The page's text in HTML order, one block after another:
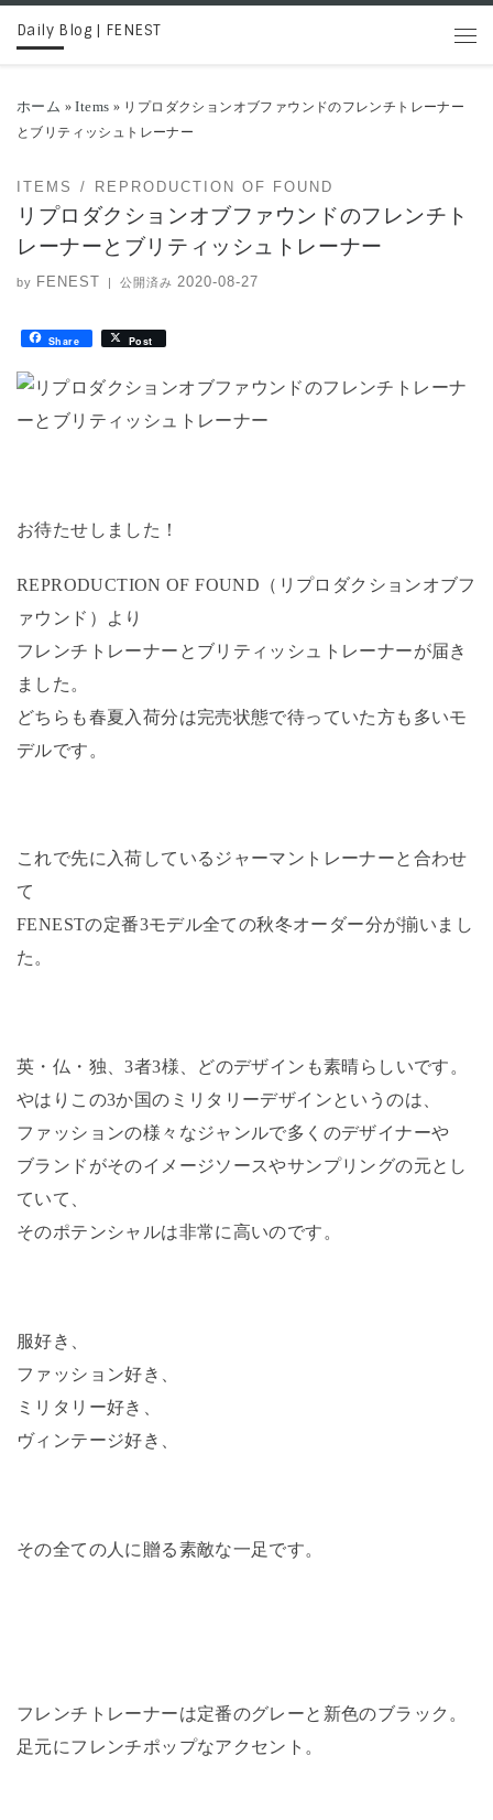
コンテンツへスキップ
Daily Blog | FENEST
ホーム » Items » リプロダクションオブファウンドのフレンチトレーナー
とブリティッシュトレーナー
ITEMS REPRODUCTION OF FOUND
リプロダクションオブファウンドのフレンチト
レーナーとブリティッシュトレーナー
by FENEST | 公開済み 2020-08-27
Share Post
お待たせしました！
REPRODUCTION OF FOUND（リプロダクションオブフ
ァウンド）より
フレンチトレーナーとブリティッシュトレーナーが届き
ました。
どちらも春夏入荷分は完売状態で待っていた方も多いモ
デルです。
これで先に入荷しているジャーマントレーナーと合わせ
て
FENESTの定番3モデル全ての秋冬オーダー分が揃いまし
た。
英・仏・独、3者3様、どのデザインも素晴らしいです。
やはりこの3か国のミリタリーデザインというのは、
ファッションの様々なジャンルで多くのデザイナーや
ブランドがそのイメージソースやサンプリングの元とし
ていて、
そのポテンシャルは非常に高いのです。
服好き、
ファッション好き、
ミリタリー好き、
ヴィンテージ好き、
その全ての人に贈る素敵な一足です。
フレンチトレーナーは定番のグレーと新色のブラック。
足元にフレンチポップなアクセント。